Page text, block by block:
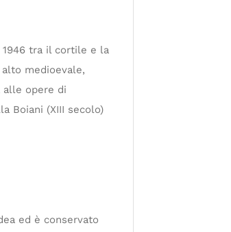
1946 tra il cortile e la
medioevale,
alle opere di
Boiani (XIII secolo)
ed è conservato